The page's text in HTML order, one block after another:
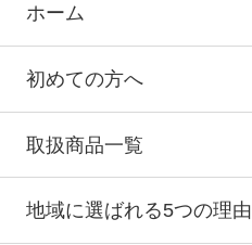
ホーム
初めての方へ
取扱商品一覧
地域に選ばれる5つの理由